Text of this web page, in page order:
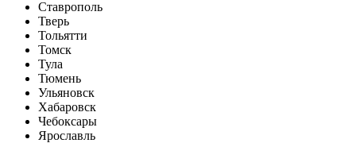
Ставрополь
Тверь
Тольятти
Томск
Тула
Тюмень
Ульяновск
Хабаровск
Чебоксары
Ярославль